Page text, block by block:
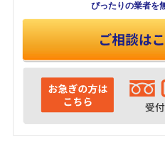
ぴったりの業者を